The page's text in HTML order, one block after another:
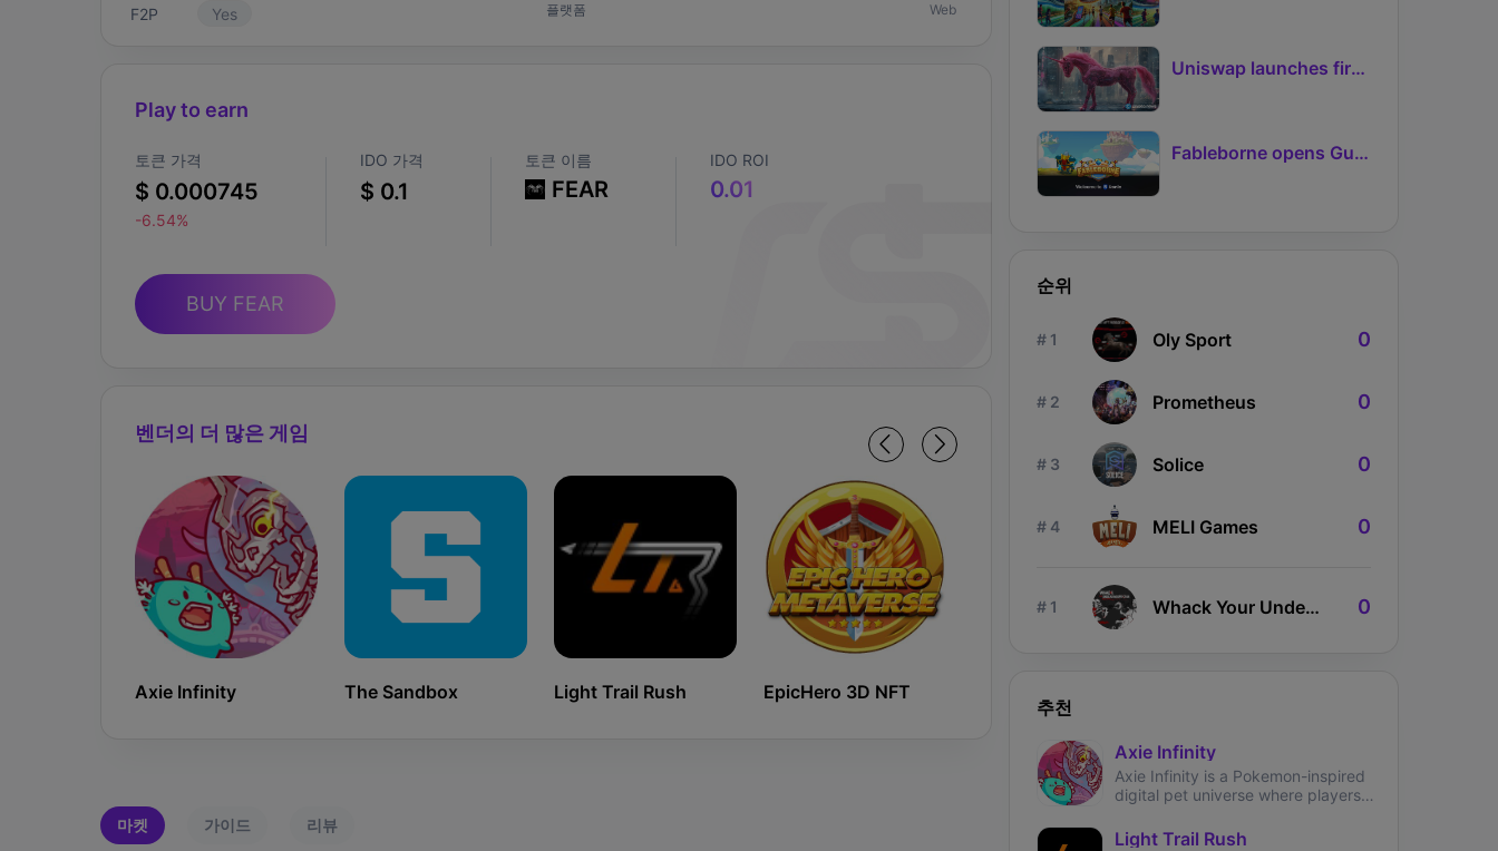
F2P
Yes
플랫폼
Web
Play to earn
토큰 가격
$ 0.000745
-6.54%
IDO 가격
$ 0.1
토큰 이름
FEAR
IDO ROI
0.01
BUY FEAR
벤더의 더 많은 게임
Axie Infinity The Sandbox Light Trail Rush EpicHero 3D NFT
마켓 가이드 리뷰
Uniswap launches first Robinhood Chain launchpad
Fableborne opens Guild signups for Season 5 as Guilds 2.0 lifts the prize pool to 95%
순위
# 1 Oly Sport 0
# 2 Prometheus 0
# 3 Solice 0
# 4 MELI Games 0
# 1 Whack Your Undead Neighbour 0
추천
Axie Infinity
Axie Infinity is a Pokemon-inspired
digital pet universe where players
fantasy creatures called Axies.
Light Trail Rush